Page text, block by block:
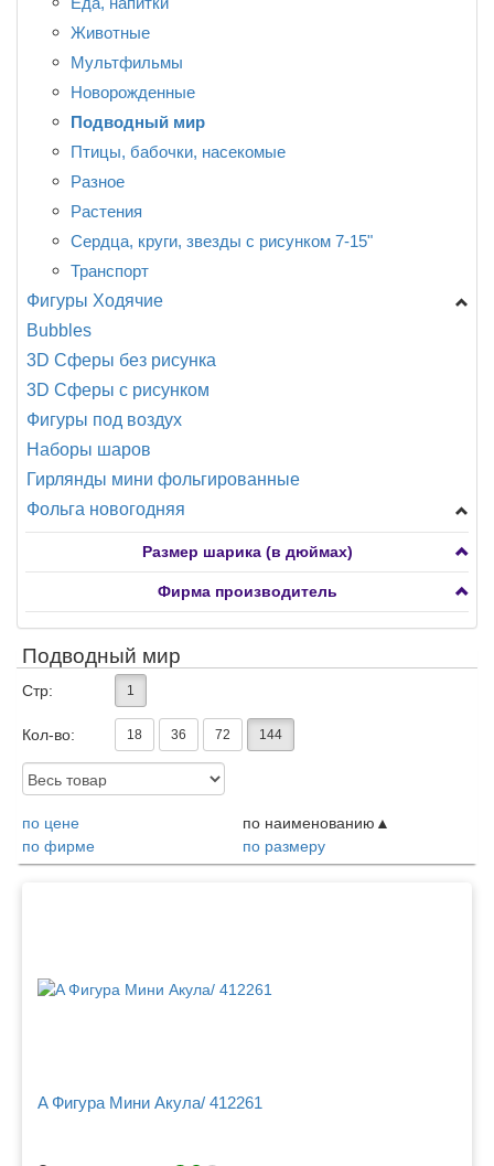
Поздравляю!
Морские обитатели
Мультфильмы, сказки ...
Новорождённые
Птицы, насекомые
Разное
Растения
Транспорт
Животные
Мультфильмы
Новорожденные
Подводный мир
Птицы, бабочки, насекомые
Разное
Растения
Сердца, круги, звезды с рисунком 7-15"
Транспорт
Фигуры Ходячие
A -Анаграмм
CN -Китай
Разное
Bubbles
3D Сферы без рисунка
3D Сферы с рисунком
Фигуры под воздух
Наборы шаров
Гирлянды мини фольгированные
Фольга новогодняя
Фигуры мини
Фигуры большие
Сердца, круги, звезды, снежинки
Фигуры ходячие
Размер шарика (в дюймах)
Фирма производитель
Подводный мир
Стр: 1
Кол-во: 18 36 72 144
Доступность:
по цене
по наименованию
по фирме
по размеру
A Фигура Мини Акула/ 412261